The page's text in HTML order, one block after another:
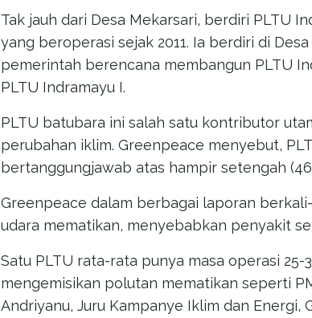
Tak jauh dari Desa Mekarsari, berdiri PLTU
yang beroperasi sejak 2011. Ia berdiri di
pemerintah berencana membangun PLTU
PLTU Indramayu I.
PLTU batubara ini salah satu kontributor
perubahan iklim. Greenpeace menyebut,
bertanggungjawab atas hampir setengah
Greenpeace dalam berbagai laporan
udara mematikan, menyebabkan penyakit
Satu PLTU rata-rata punya masa operasi 25-
mengemisikan polutan mematikan seperti
Andriyanu, Juru Kampanye Iklim dan Energi,